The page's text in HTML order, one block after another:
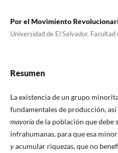
Por el Movimiento
Universidad de El Salvador. Facultad
Resumen
La existencia de un grupo
fundamentales de producción,
mayoríade la población que debe
infrahumanas, para que esa
yacumular riquezas, que no